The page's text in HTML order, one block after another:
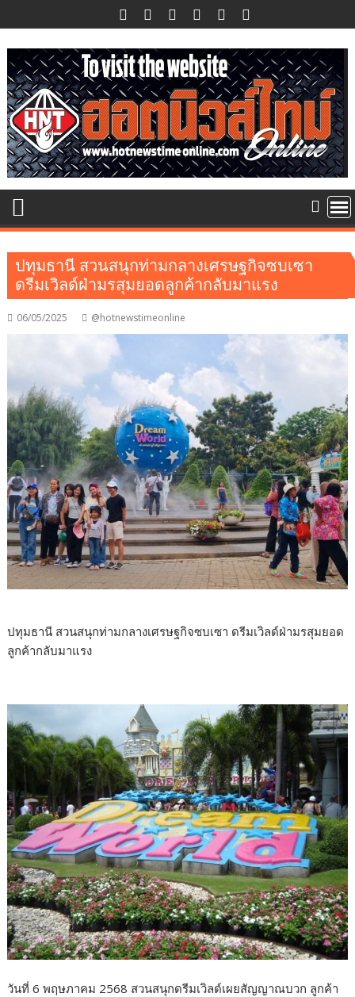
to
content
ปทุมธานี สวนสนุกท่ามกลางเศรษฐกิจซบเซา
ดรีมเวิลด์ฝ่ามรสุมยอดลูกค้ากลับมาแรง
06/05/2025 @hotnewstimeonline
ปทุมธานี สวนสนุกท่ามกลางเศรษฐกิจซบเซา ดรีมเวิลด์ฝ่ามรสุมยอด
ลูกค้ากลับมาแรง
วันที่ 6 พฤษภาคม 2568 สวนสนุกดรีมเวิลด์เผยสัญญาณบวก ลูกค้า